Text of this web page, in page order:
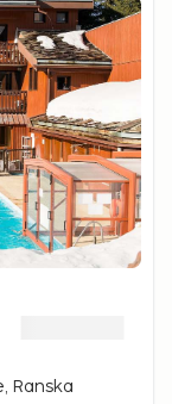
Ranska